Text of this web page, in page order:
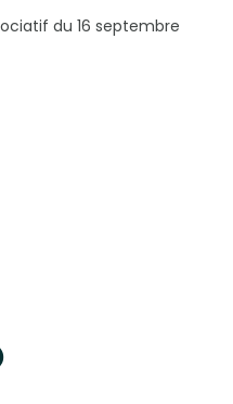
du 16 septembre